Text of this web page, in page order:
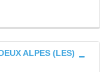
ALPES (LES)